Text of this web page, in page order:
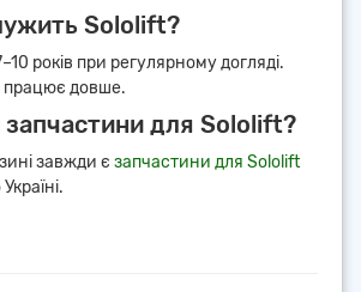
Sololift?
років при регулярному догляді.
працює довше.
для Sololift?
завжди є запчастини для Sololift